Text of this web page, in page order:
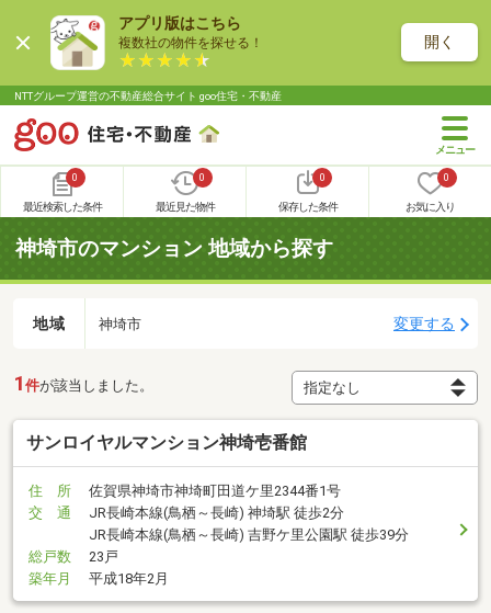
アプリ版はこちら
複数社の物件を探せる！ 開く
NTTグループ運営の不動産総合サイト goo住宅・不動産
0
最近検索した条件
0
最近見た物件
0
保存した条件
0
お気に入り
神埼市のマンション 地域から探す
地域 神埼市 変更する
1 件が該当しました。
サンロイヤルマンション神埼壱番館
住 所
佐賀県神埼市神埼町田道ケ里2344番1号
交 通
JR長崎本線(鳥栖～長崎) 神埼駅 徒歩2分
JR長崎本線(鳥栖～長崎) 吉野ケ里公園駅 徒歩39分
総戸数
23戸
築年月
平成18年2月